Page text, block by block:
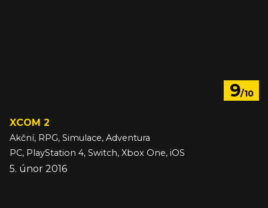
9/10
XCOM 2
Akční, RPG, Simulace, Adventura
PC, PlayStation 4, Switch, Xbox One, iOS
5. únor 2016